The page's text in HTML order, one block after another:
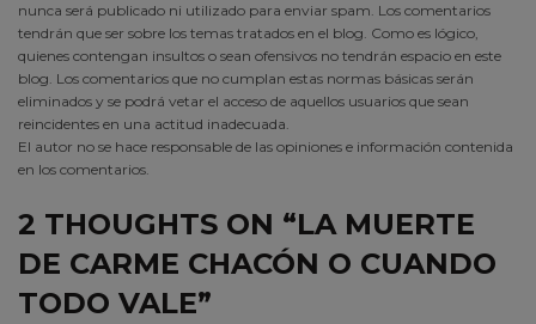
nunca será publicado ni utilizado para enviar spam. Los comentarios
tendrán que ser sobre los temas tratados en el blog. Como es lógico,
quienes contengan insultos o sean ofensivos no tendrán espacio en este
blog. Los comentarios que no cumplan estas normas básicas serán
eliminados y se podrá vetar el acceso de aquellos usuarios que sean
reincidentes en una actitud inadecuada.
El autor no se hace responsable de las opiniones e información contenida
en los comentarios.
2 THOUGHTS ON “LA MUERTE
DE CARME CHACÓN O CUANDO
TODO VALE”